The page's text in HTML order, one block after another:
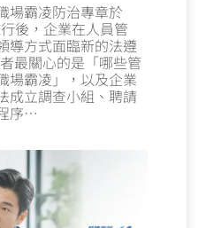
場霸凌防治專章於
後，企業在人員管
導方式面臨新的法遵
最關心的是「哪些管
場霸凌」，以及企業
成立調查小組、聘請
序…